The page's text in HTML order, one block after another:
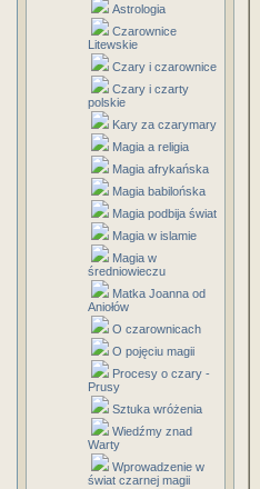
Astrologia
Czarownice
Litewskie
Czary i czarownice
Czary i czarty
polskie
Kary za czarymary
Magia a religia
Magia afrykańska
Magia babilońska
Magia podbija świat
Magia w islamie
Magia w
średniowieczu
Matka Joanna od
Aniołów
O czarownicach
O pojęciu magii
Procesy o czary -
Prusy
Sztuka wróżenia
Wiedźmy znad
Warty
Wprowadzenie w
świat czarnej magii